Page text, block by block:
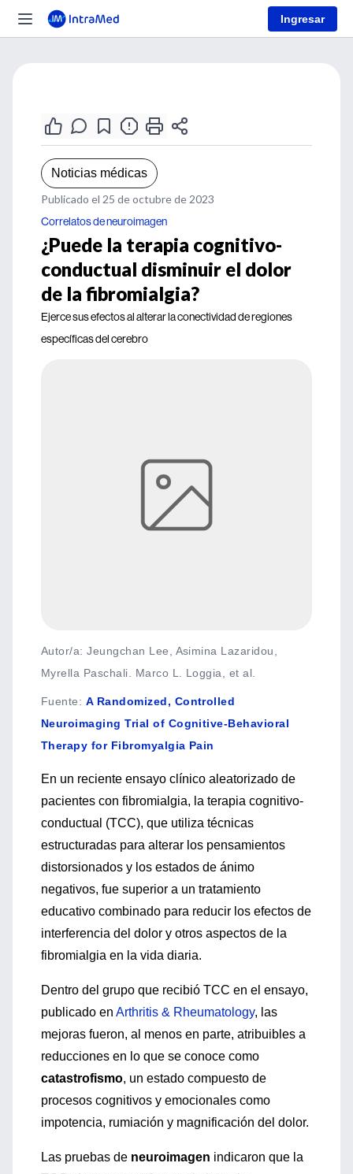
Ingresar
Noticias médicas
Publicado el 25 de octubre de 2023
Correlatos de neuroimagen
¿Puede la terapia cognitivo-
conductual disminuir el dolor
de la fibromialgia?
Ejerce sus efectos al alterar la conectividad de regiones
específicas del cerebro
Autor/a: Jeungchan Lee, Asimina Lazaridou,
Myrella Paschali. Marco L. Loggia, et al.
Fuente: A Randomized, Controlled
Neuroimaging Trial of Cognitive-Behavioral
Therapy for Fibromyalgia Pain
En un reciente ensayo clínico aleatorizado de
pacientes con fibromialgia, la terapia cognitivo-
conductual (TCC), que utiliza técnicas
estructuradas para alterar los pensamientos
distorsionados y los estados de ánimo
negativos, fue superior a un tratamiento
educativo combinado para reducir los efectos de
interferencia del dolor y otros aspectos de la
fibromialgia en la vida diaria.
Dentro del grupo que recibió TCC en el ensayo,
publicado en Arthritis & Rheumatology, las
mejoras fueron, al menos en parte, atribuibles a
reducciones en lo que se conoce como
catastrofismo, un estado compuesto de
procesos cognitivos y emocionales como
impotencia, rumiación y magnificación del dolor.
Las pruebas de neuroimagen indicaron que la